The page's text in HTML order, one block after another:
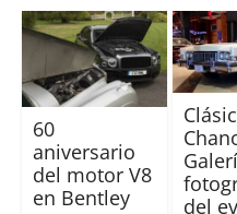
60
aniversario
del motor V8
en Bentley
del